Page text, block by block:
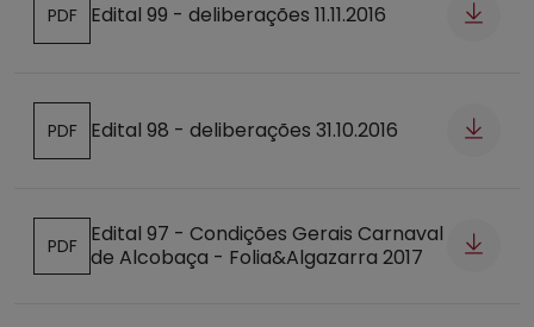
Abre num novo separador
PDF Edital 99 - deliberações 11.11.2016
Abre num novo separador
PDF Edital 98 - deliberações 31.10.2016
Abre num novo separador
PDF
Edital 97 - Condições Gerais Carnaval
de Alcobaça - Folia&Algazarra 2017